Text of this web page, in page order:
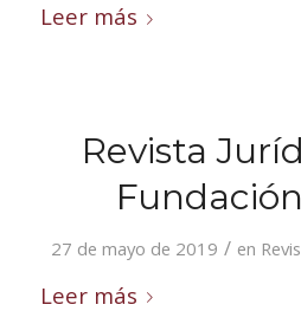
Leer más
Revista
27 de mayo de 2019 / en
Leer más